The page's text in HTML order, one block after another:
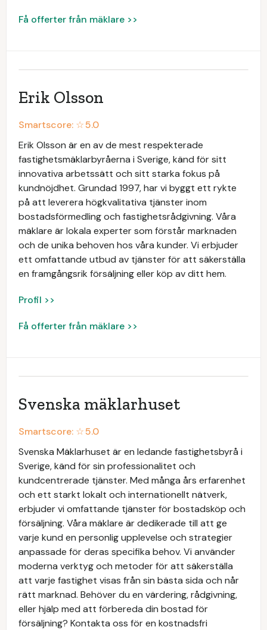
Få offerter från mäklare >>
Erik Olsson
Smartscore: ☆5.0
Erik Olsson är en av de mest respekterade
fastighetsmäklarbyråerna i Sverige, känd för sitt
innovativa arbetssätt och sitt starka fokus på
kundnöjdhet. Grundad 1997, har vi byggt ett rykte
på att leverera högkvalitativa tjänster inom
bostadsförmedling och fastighetsrådgivning. Våra
mäklare är lokala experter som förstår marknaden
och de unika behoven hos våra kunder. Vi erbjuder
ett omfattande utbud av tjänster för att säkerställa
en framgångsrik försäljning eller köp av ditt hem.
Profil >>
Få offerter från mäklare >>
Svenska mäklarhuset
Smartscore: ☆5.0
Svenska Mäklarhuset är en ledande fastighetsbyrå i
Sverige, känd för sin professionalitet och
kundcentrerade tjänster. Med många års erfarenhet
och ett starkt lokalt och internationellt nätverk,
erbjuder vi omfattande tjänster för bostadsköp och
försäljning. Våra mäklare är dedikerade till att ge
varje kund en personlig upplevelse och strategier
anpassade för deras specifika behov. Vi använder
moderna verktyg och metoder för att säkerställa
att varje fastighet visas från sin bästa sida och når
rätt marknad. Behöver du en värdering, rådgivning,
eller hjälp med att förbereda din bostad för
försäljning? Kontakta oss för en kostnadsfri